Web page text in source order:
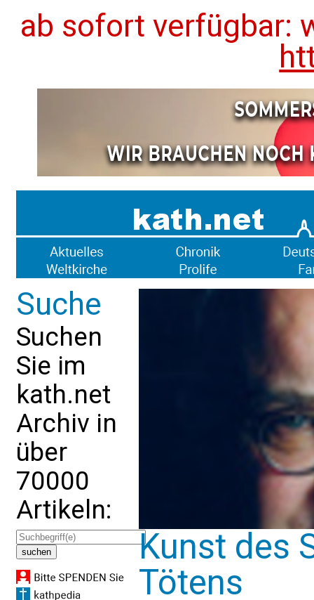
ab sofort verfügbar:
Suche
Suchen
Sie im
kath.net
Archiv in
über
70000
Artikeln:
Kunst des
Tötens